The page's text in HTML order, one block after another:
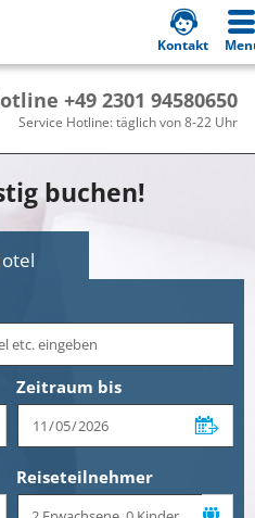
+49 2301 94580650
Service Hotline: täglich von 8-22 Uhr
Kontakt
buchen!
Zeitraum bis
Reiseteilnehmer